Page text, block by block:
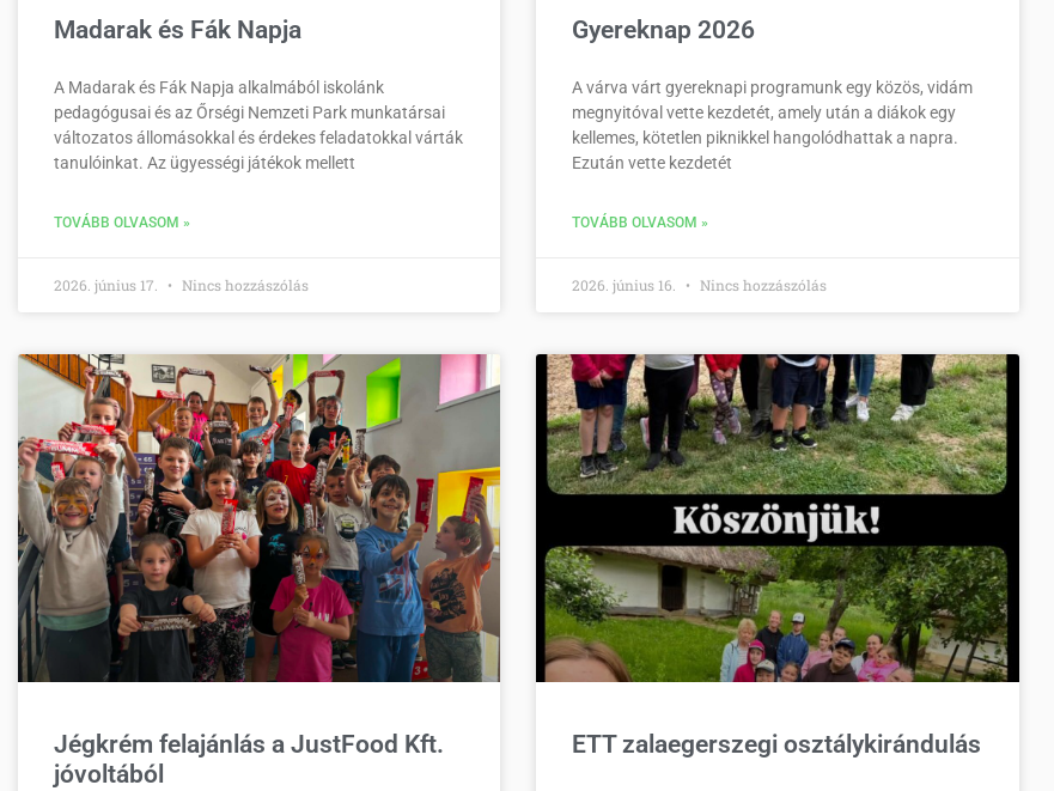
Madarak és Fák Napja
A Madarak és Fák Napja alkalmából iskolánk
pedagógusai és az Őrségi Nemzeti Park munkatársai
változatos állomásokkal és érdekes feladatokkal várták
tanulóinkat. Az ügyességi játékok mellett
TOVÁBB OLVASOM »
2026. június 17. Nincs hozzászólás
Gyereknap 2026
A várva várt gyereknapi programunk egy közös, vidám
megnyitóval vette kezdetét, amely után a diákok egy
kellemes, kötetlen piknikkel hangolódhattak a napra.
Ezután vette kezdetét
TOVÁBB OLVASOM »
2026. június 16. Nincs hozzászólás
Jégkrém felajánlás a JustFood Kft.
jóvoltából
ETT zalaegerszegi osztálykirándulás